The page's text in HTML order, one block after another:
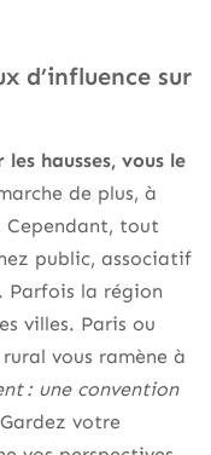
d’influence sur
hausses, vous le
de plus, à
Cependant, tout
public, associatif
Parfois la région
villes. Paris ou
vous ramène à
: une convention
Gardez votre